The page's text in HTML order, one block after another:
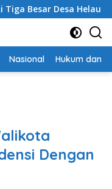
Helau
Nasional Hukum dan
Dengan